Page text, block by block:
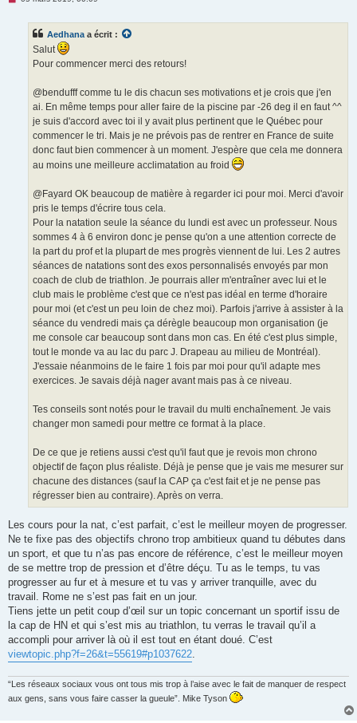
Aedhana a écrit :
Salut
Pour commencer merci des retours!
@bendufff comme tu le dis chacun ses motivations et je crois que j'en
ai. En même temps pour aller faire de la piscine par -26 deg il en faut ^^
je suis d'accord avec toi il y avait plus pertinent que le Québec pour
commencer le tri. Mais je ne prévois pas de rentrer en France de suite
donc faut bien commencer à un moment. J'espère que cela me donnera
au moins une meilleure acclimatation au froid
@Fayard OK beaucoup de matière à regarder ici pour moi. Merci d'avoir
pris le temps d'écrire tous cela.
Pour la natation seule la séance du lundi est avec un professeur. Nous
sommes 4 à 6 environ donc je pense qu'on a une attention correcte de
la part du prof et la plupart de mes progrès viennent de lui. Les 2 autres
séances de natations sont des exos personnalisés envoyés par mon
coach de club de triathlon. Je pourrais aller m'entraîner avec lui et le
club mais le problème c'est que ce n'est pas idéal en terme d'horaire
pour moi (et c'est un peu loin de chez moi). Parfois j'arrive à assister à la
séance du vendredi mais ça dérègle beaucoup mon organisation (je
me console car beaucoup sont dans mon cas. En été c'est plus simple,
tout le monde va au lac du parc J. Drapeau au milieu de Montréal).
J'essaie néanmoins de le faire 1 fois par moi pour qu'il adapte mes
exercices. Je savais déjà nager avant mais pas à ce niveau.
Tes conseils sont notés pour le travail du multi enchaînement. Je vais
changer mon samedi pour mettre ce format à la place.
De ce que je retiens aussi c'est qu'il faut que je revois mon chrono
objectif de façon plus réaliste. Déjà je pense que je vais me mesurer sur
chacune des distances (sauf la CAP ça c'est fait et je ne pense pas
régresser bien au contraire). Après on verra.
Les cours pour la nat, c’est parfait, c’est le meilleur moyen de progresser.
Ne te fixe pas des objectifs chrono trop ambitieux quand tu débutes dans
un sport, et que tu n’as pas encore de référence, c’est le meilleur moyen
de se mettre trop de pression et d’être déçu. Tu as le temps, tu vas
progresser au fur et à mesure et tu vas y arriver tranquille, avec du
travail. Rome ne s’est pas fait en un jour.
Tiens jette un petit coup d’œil sur un topic concernant un sportif issu de
la cap de HN et qui s’est mis au triathlon, tu verras le travail qu’il a
accompli pour arriver là où il est tout en étant doué. C’est
viewtopic.php?f=26&t=55619#p1037622
“Les réseaux sociaux vous ont tous mis trop à l’aise avec le fait de manquer de respect
aux gens, sans vous faire casser la gueule”. Mike Tyson